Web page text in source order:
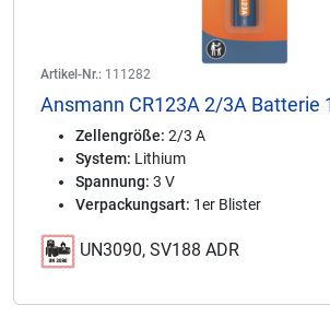
Artikel-Nr.: 111282
Ansmann CR123A 2/3A Batterie
Zellengröße: 2/3 A
System: Lithium
Spannung: 3 V
Verpackungsart: 1er Blister
UN3090, SV188 ADR